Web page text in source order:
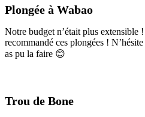
Plongée à Wabao
Notre budget n’était plus extensible
recommandé ces plongées !
as pu la faire 😊
Trou de Bone